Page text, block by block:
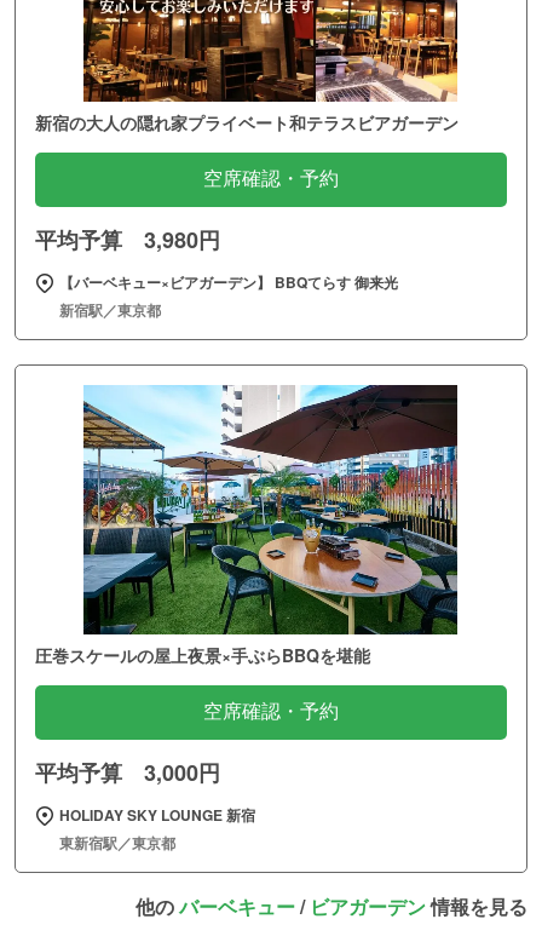
新宿の大人の隠れ家プライベート和テラスビアガーデン
空席確認・予約
平均予算 3,980円
【バーベキュー×ビアガーデン】 BBQてらす 御来光
新宿駅／東京都
圧巻スケールの屋上夜景×手ぶらBBQを堪能
空席確認・予約
平均予算 3,000円
HOLIDAY SKY LOUNGE 新宿
東新宿駅／東京都
他のバーベキュー/ ビアガーデン情報を見る